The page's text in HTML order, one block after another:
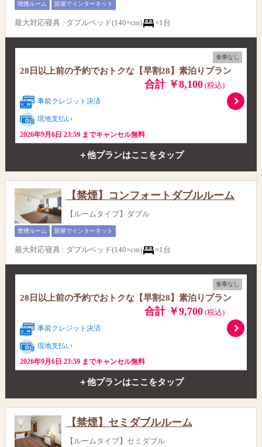
喫煙ルーム 部屋でインターネット
最大対応寝具 : ダブルベッド(140×cm) ×1台
食事なし
28日以上前の予約でおトクな【早割28】素泊りプラン
合計 ￥8,100(税込)
事前クレジット決済
現地支払い
2026年9月6日 23:59 までキャンセル無料
＋他プランはここをタップ
【禁煙】コンフォートダブルルーム
【ルームタイプ】ダブル
禁煙ルーム 部屋でインターネット
最大対応寝具 : ダブルベッド(140×cm) ×1台
食事なし
28日以上前の予約でおトクな【早割28】素泊りプラン
合計 ￥9,700(税込)
事前クレジット決済
現地支払い
2026年9月6日 23:59 までキャンセル無料
＋他プランはここをタップ
【禁煙】セミダブルルーム
【ルームタイプ】セミダブル